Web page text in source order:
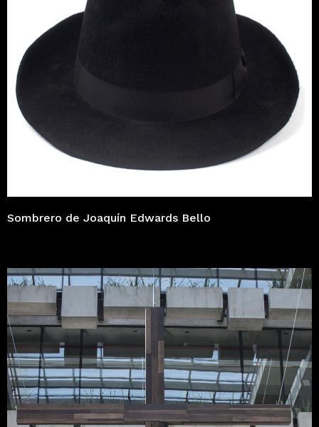
Sombrero de Joaquín Edwards Bello